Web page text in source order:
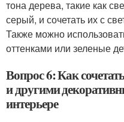
тона дерева, такие как
серый, и сочетать их с
Также можно
оттенками или зеленые
Вопрос 6: Как
и другими
интерьере